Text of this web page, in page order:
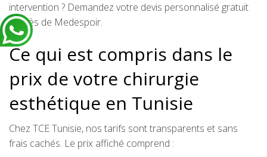
intervention ? Demandez votre devis personnalisé gratuit
auprès de Medespoir.
Ce qui est compris dans le
prix de votre chirurgie
esthétique en Tunisie
Chez TCE Tunisie, nos tarifs sont transparents et sans
frais cachés. Le prix affiché comprend :